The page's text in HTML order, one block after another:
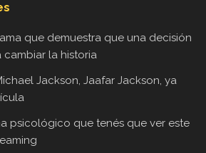
que demuestra que una decisión
la historia
Jackson, Jaafar Jackson, ya
psicológico que tenés que ver este